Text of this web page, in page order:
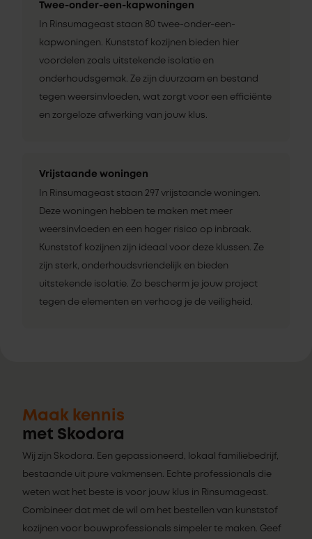
Twee-onder-een-kapwoningen
In Rinsumageast staan 80 twee-onder-een-
kapwoningen. Kunststof kozijnen bieden hier
voordelen zoals uitstekende isolatie en
onderhoudsgemak. Ze zijn duurzaam en bestand
tegen weersinvloeden, wat zorgt voor een efficiënte
en zorgeloze afwerking van jouw klus.
Vrijstaande woningen
In Rinsumageast staan 297 vrijstaande woningen.
Deze woningen hebben te maken met meer
weersinvloeden en een hoger risico op inbraak.
Kunststof kozijnen zijn ideaal voor deze klussen. Ze
zijn sterk, onderhoudsvriendelijk en bieden
uitstekende isolatie. Zo bescherm je jouw project
tegen de elementen en verhoog je de veiligheid.
Maak kennis
met Skodora
Wij zijn Skodora. Een gepassioneerd, lokaal familiebedrijf,
bestaande uit pure vakmensen. Echte professionals die
weten wat het beste is voor jouw klus in Rinsumageast.
Combineer dat met de wil om het bestellen van kunststof
kozijnen voor bouwprofessionals simpeler te maken. Geef